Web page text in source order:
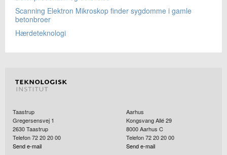
Scanning Elektron Mikroskop finder sygdomme i gamle
betonbroer
Hærdeteknologi
Taastrup
Gregersensvej 1
2630Taastrup
Telefon 72 20 20 00
Send e-mail
Aarhus
Kongsvang Allé 29
8000Aarhus C
Telefon 72 20 20 00
Send e-mail